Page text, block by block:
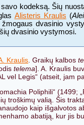
kodeksą. Šių
Alisteris Kraulis (
dvasinio
dvasinio vystymosi.
Kraulis . Graikų kalbos
telema]. A. Kraulis
vel Legis“ (atseit, jam
Poliphili“ (1499;
troškimų valią. Šis
kaip išgalvotos
abatiją, kur jis